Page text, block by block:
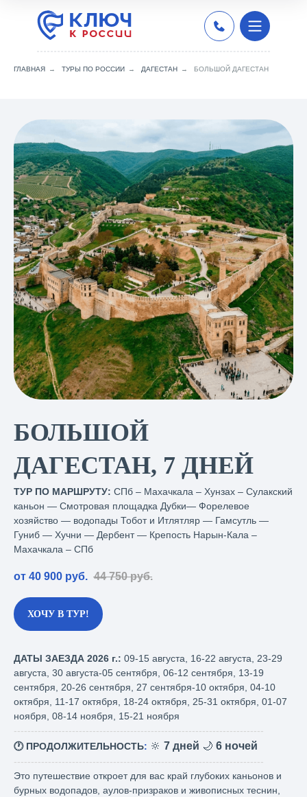
ГЛАВНАЯ → ТУРЫ ПО РОССИИ → ДАГЕСТАН → БОЛЬШОЙ ДАГЕСТАН
БОЛЬШОЙ
ДАГЕСТАН, 7 ДНЕЙ
ТУР ПО МАРШРУТУ: СПб – Махачкала – Хунзах – Сулакский
каньон — Смотровая площадка Дубки— Форелевое
хозяйство — водопады Тобот и Итлятляр — Гамсутль —
Гуниб — Хучни — Дербент — Крепость Нарын-Кала –
Махачкала – СПб
от 40 900 руб. 44 750 руб.
ХОЧУ В ТУР!
ДАТЫ ЗАЕЗДА 2026 г.: 09-15 августа, 16-22 августа, 23-29
августа, 30 августа-05 сентября, 06-12 сентября, 13-19
сентября, 20-26 сентября, 27 сентября-10 октября, 04-10
октября, 11-17 октября, 18-24 октября, 25-31 октября, 01-07
ноября, 08-14 ноября, 15-21 ноября
-------------------------------------------------------------------------
🕐 ПРОДОЛЖИТЕЛЬНОСТЬ: 🔆 7 дней 🌙 6 ночей
-------------------------------------------------------------------------
Это путешествие откроет для вас край глубоких каньонов и
бурных водопадов, аулов-призраков и живописных теснин,